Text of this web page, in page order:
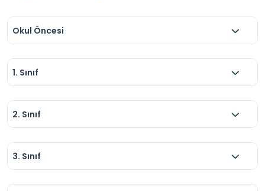
Okul Öncesi
1. Sınıf
2. Sınıf
3. Sınıf